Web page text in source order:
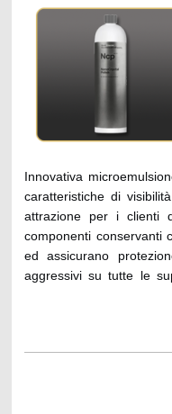
cera a caldo: 13-20 ml/
cera schiuma: 13-20 ml/
cera di protezione
applicazioni manuali:
soluzione sul veicolo
schiumogeno o un
Se si applica il
Innovativa
caratteristiche di
attrazione per i clienti
componenti conservanti
ed assicurano
aggressivi su tutte le
tensioattivi presenti